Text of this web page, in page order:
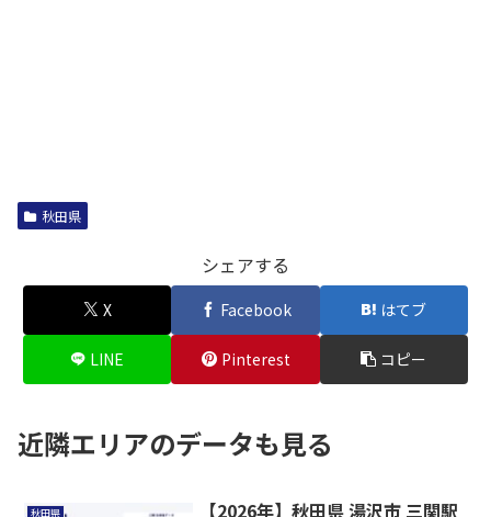
秋田県
シェアする
X Facebook はてブ
LINE Pinterest コピー
近隣エリアのデータも見る
秋田県
【2026年】秋田県 湯沢市 三関駅